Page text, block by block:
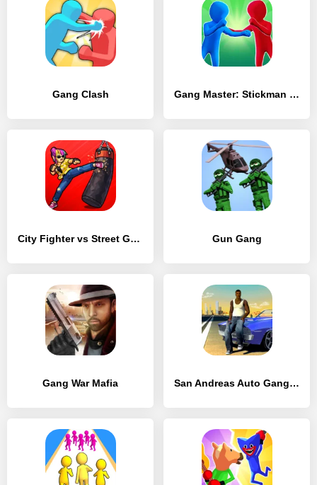
Gang Clash Gang Master: Stickman Fighter – Clash of Gangster
City Fighter vs Street Gang Gun Gang
Gang War Mafia San Andreas Auto Gang Wars: Grand Real Theft Fight